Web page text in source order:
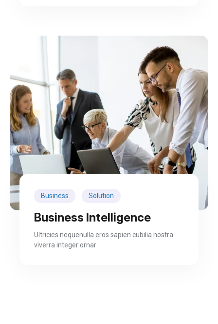
Business Solution
Business Intelligence
Ultricies nequenulla eros sapien cubilia nostra
viverra integer ornar